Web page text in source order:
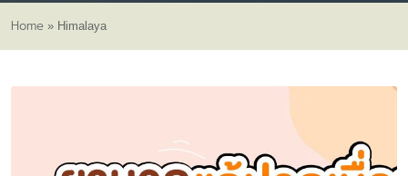
Home » Himalaya